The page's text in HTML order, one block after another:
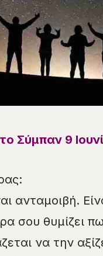
Σύμπαν 9
ανταμοιβή.
σου θυμίζει
να την